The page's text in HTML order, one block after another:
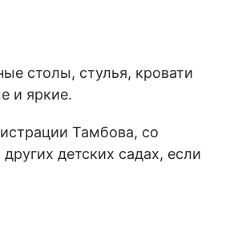
столы, стулья, кровати
и яркие.
Тамбова, со
детских садах, если